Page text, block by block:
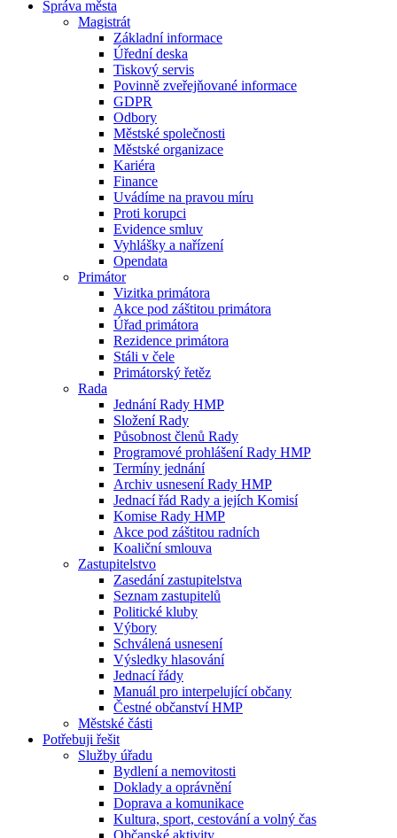
Správa města
Magistrát
Základní informace
Úřední deska
Tiskový servis
Povinně zveřejňované informace
GDPR
Odbory
Městské společnosti
Městské organizace
Kariéra
Finance
Uvádíme na pravou míru
Proti korupci
Evidence smluv
Vyhlášky a nařízení
Opendata
Primátor
Vizitka primátora
Akce pod záštitou primátora
Úřad primátora
Rezidence primátora
Stáli v čele
Primátorský řetěz
Rada
Jednání Rady HMP
Složení Rady
Působnost členů Rady
Programové prohlášení Rady HMP
Termíny jednání
Archiv usnesení Rady HMP
Jednací řád Rady a jejích Komisí
Komise Rady HMP
Akce pod záštitou radních
Koaliční smlouva
Zastupitelstvo
Zasedání zastupitelstva
Seznam zastupitelů
Politické kluby
Výbory
Schválená usnesení
Výsledky hlasování
Jednací řády
Manuál pro interpelující občany
Čestné občanství HMP
Městské části
Potřebuji řešit
Služby úřadu
Bydlení a nemovitosti
Doklady a oprávnění
Doprava a komunikace
Kultura, sport, cestování a volný čas
Občanské aktivity